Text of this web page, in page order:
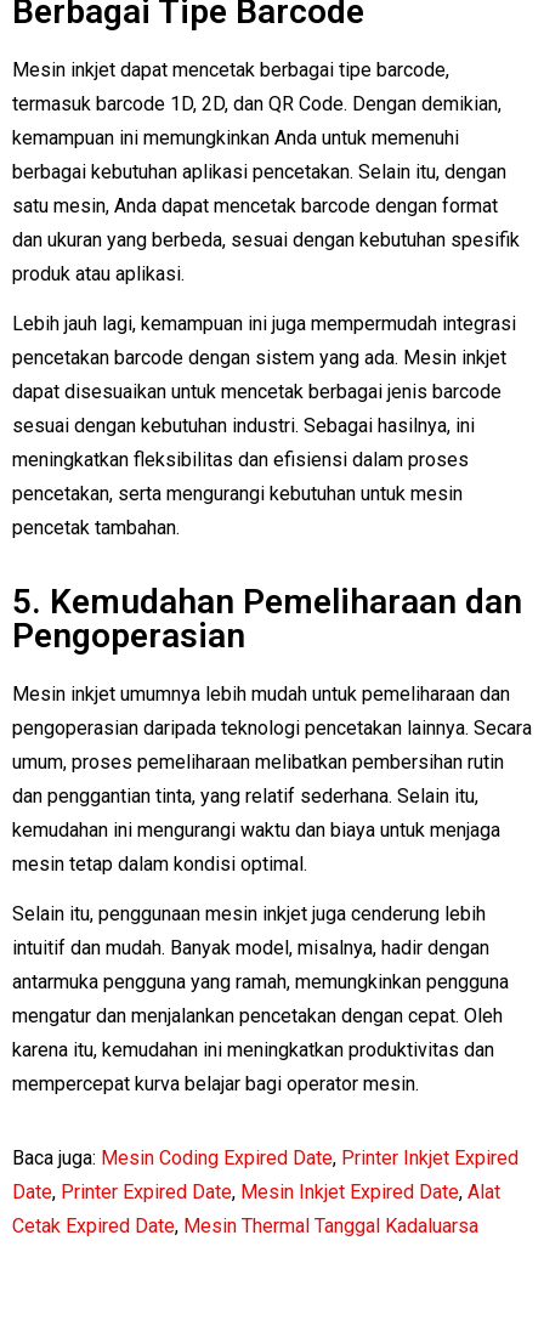
Berbagai Tipe Barcode
Mesin inkjet dapat mencetak berbagai tipe barcode,
termasuk barcode 1D, 2D, dan QR Code. Dengan demikian,
kemampuan ini memungkinkan Anda untuk memenuhi
berbagai kebutuhan aplikasi pencetakan. Selain itu, dengan
satu mesin, Anda dapat mencetak barcode dengan format
dan ukuran yang berbeda, sesuai dengan kebutuhan spesifik
produk atau aplikasi.
Lebih jauh lagi, kemampuan ini juga mempermudah integrasi
pencetakan barcode dengan sistem yang ada. Mesin inkjet
dapat disesuaikan untuk mencetak berbagai jenis barcode
sesuai dengan kebutuhan industri. Sebagai hasilnya, ini
meningkatkan fleksibilitas dan efisiensi dalam proses
pencetakan, serta mengurangi kebutuhan untuk mesin
pencetak tambahan.
5. Kemudahan Pemeliharaan dan
Pengoperasian
Mesin inkjet umumnya lebih mudah untuk pemeliharaan dan
pengoperasian daripada teknologi pencetakan lainnya. Secara
umum, proses pemeliharaan melibatkan pembersihan rutin
dan penggantian tinta, yang relatif sederhana. Selain itu,
kemudahan ini mengurangi waktu dan biaya untuk menjaga
mesin tetap dalam kondisi optimal.
Selain itu, penggunaan mesin inkjet juga cenderung lebih
intuitif dan mudah. Banyak model, misalnya, hadir dengan
antarmuka pengguna yang ramah, memungkinkan pengguna
mengatur dan menjalankan pencetakan dengan cepat. Oleh
karena itu, kemudahan ini meningkatkan produktivitas dan
mempercepat kurva belajar bagi operator mesin.
Baca juga: Mesin Coding Expired Date, Printer Inkjet Expired
Date, Printer Expired Date, Mesin Inkjet Expired Date, Alat
Cetak Expired Date, Mesin Thermal Tanggal Kadaluarsa